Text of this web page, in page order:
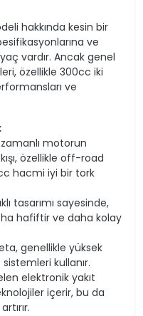
hakkında kesin bir
ve
vardır. Ancak genel
özellikle 300cc iki
ve
zamanlı motorun
özellikle off-road
hacmi iyi bir tork
tasarımı sayesinde,
hafiftir ve daha kolay
genellikle yüksek
kullanır.
elektronik yakıt
içerir, bu da